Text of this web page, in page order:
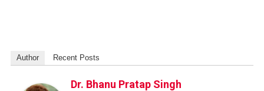
Author Recent Posts
Dr. Bhanu Pratap Singh